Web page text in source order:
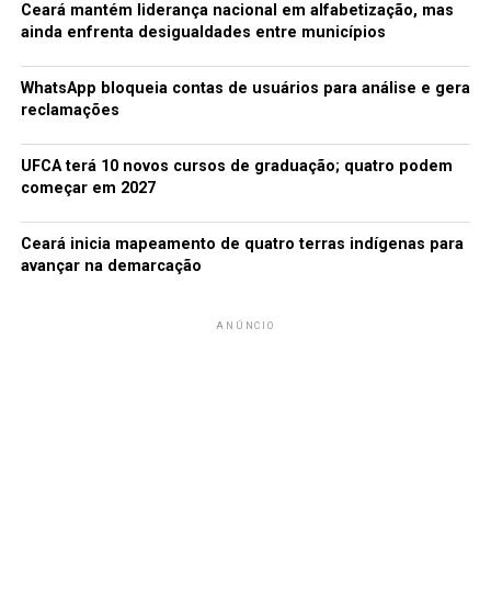
Ceará mantém liderança nacional em alfabetização, mas
ainda enfrenta desigualdades entre municípios
WhatsApp bloqueia contas de usuários para análise e gera
reclamações
UFCA terá 10 novos cursos de graduação; quatro podem
começar em 2027
Ceará inicia mapeamento de quatro terras indígenas para
avançar na demarcação
ANÚNCIO